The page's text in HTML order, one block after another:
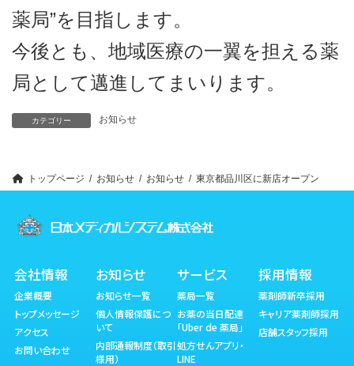
薬局”を目指します。
今後とも、地域医療の一翼を担える薬
局として邁進してまいります。
カテゴリー お知らせ
トップページ お知らせ お知らせ 東京都品川区に新店オープン
会社情報
企業概要
トップメッセージ
アクセス
お問い合わせ
お知らせ
お知らせ一覧
個人情報保護につ
いて
内部通報制度（取引
様用）
サービス
薬局一覧
お薬の当日配達
「Uber de 薬局」
処方せんアプリ・
LINE
採用情報
薬剤師新卒採用
キャリア薬剤師採用
店舗スタッフ採用